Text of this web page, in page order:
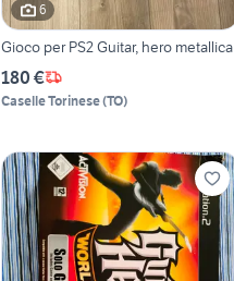
6
Gioco per PS2 Guitar, hero metallica
180 €
Caselle Torinese(TO)